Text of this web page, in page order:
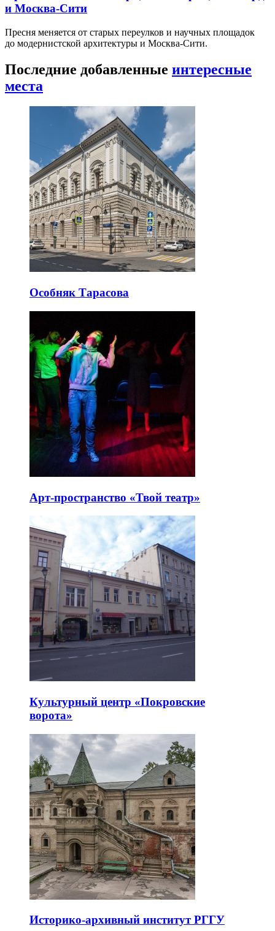
и Москва-Сити
Пресня меняется от старых переулков и научных площадок
до модернистской архитектуры и Москва-Сити.
Последние добавленные интересные
места
Особняк Тарасова
Арт-пространство «Твой театр»
Культурный центр «Покровские
ворота»
Историко-архивный институт РГГУ